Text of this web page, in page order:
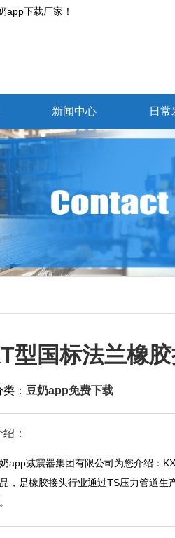
下载厂家！
新闻中心 日常
型国标法兰橡
： 豆奶app免费下载
：
app减震器集团有限公司为您介绍
，是橡胶接头行业通过TS压力管道生